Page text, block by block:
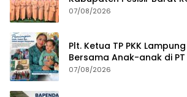
07/08/2026
Plt. Ketua TP PKK
Bersama Anak-anak di PT
07/08/2026